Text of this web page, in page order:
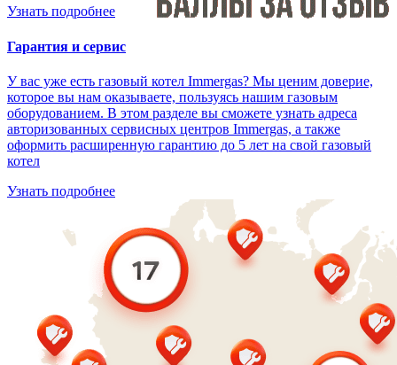
Узнать подробнее
Гарантия и сервис
У вас уже есть газовый котел Immergas? Мы ценим доверие,
которое вы нам оказываете, пользуясь нашим газовым
оборудованием. В этом разделе вы сможете узнать адреса
авторизованных сервисных центров Immergas, а также
оформить расширенную гарантию до 5 лет на свой газовый
котел
Узнать подробнее